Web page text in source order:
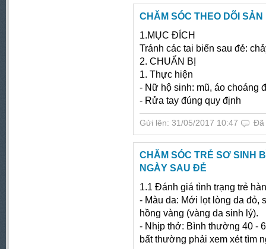
CHĂM SÓC THEO DÕI
1.MỤC ĐÍCH
Tránh các tai biến sau đẻ:
2. CHUẨN BỊ
1. Thực hiện
- Nữ hộ sinh: mũ, áo choáng
- Rửa tay đúng quy định
Gửi lên: 31/05/2017 10:47 Đã
CHĂM SÓC TRẺ SƠ SINH
NGÀY SAU ĐẺ
1.1 Đánh giá tình trạng trẻ
- Màu da: Mới lọt lòng da đỏ,
hồng vàng (vàng da sinh lý).
- Nhịp thở: Bình thường 40 -
bất thường phải xem xét tìm